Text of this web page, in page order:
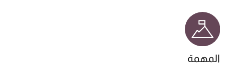
المهمة